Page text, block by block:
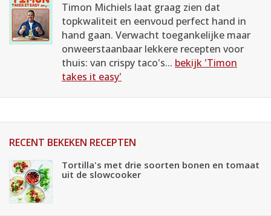
Timon Michiels laat graag zien dat
topkwaliteit en eenvoud perfect hand in
hand gaan. Verwacht toegankelijke maar
onweerstaanbaar lekkere recepten voor
thuis: van crispy taco's... bekijk 'Timon
takes it easy'
RECENT BEKEKEN RECEPTEN
Tortilla's met drie soorten bonen en tomaat
uit de slowcooker